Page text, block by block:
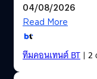
04/08/2026
Read More
ทีมคอนเทนต์ BT| 2